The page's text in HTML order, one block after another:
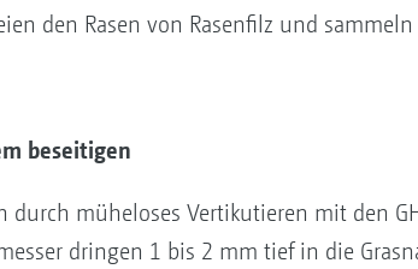
den Rasen von Rasenfilz und
beseitigen
durch müheloses Vertikutieren mit den
dringen 1 bis 2 mm tief in die